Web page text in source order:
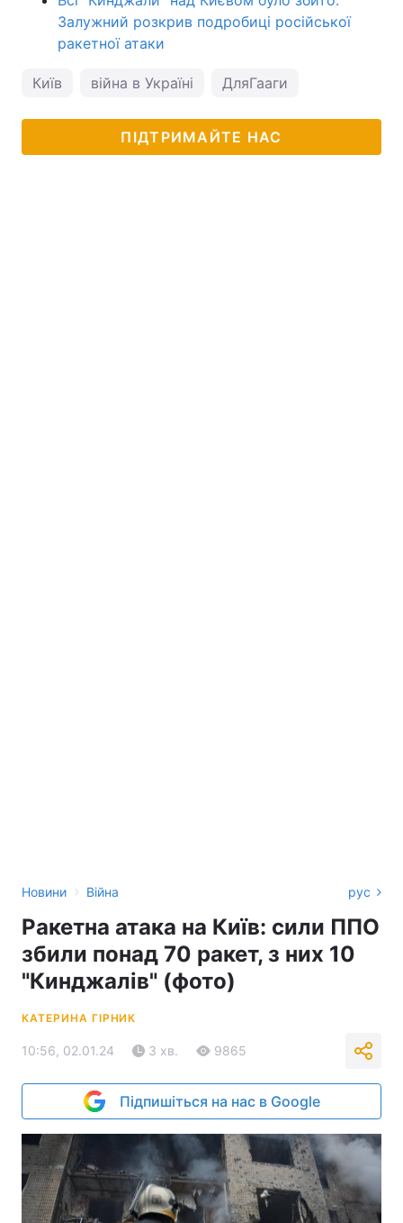
Залужний розкрив подробиці російської
ракетної атаки
Київ війна в Україні ДляГааги
ПІДТРИМАЙТЕ НАС
Новини › Війна рус
Ракетна атака на Київ: сили ППО
збили понад 70 ракет, з них 10
"Кинджалів" (фото)
КАТЕРИНА ГІРНИК
10:56, 02.01.24 3 хв. 9865
Підпишіться на нас в Google